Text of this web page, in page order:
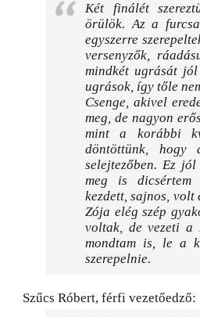
Két finálét
örülök. Az a
egyszerre
versenyzők,
mindkét ugrását jól
ugrások, így tőle
Csenge, akivel
meg, de nagyon
mint a korábbi
döntöttünk,
selejtezőben. Ez
meg is dicsértem
kezdett, sajnos, volt
Zója elég szép
voltak, de vezeti a
mondtam is, le a
szerepelnie.
Szűcs Róbert, férfi vezetőedző: